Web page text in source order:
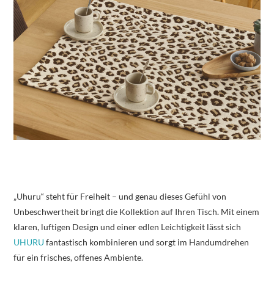
„Uhuru“ steht für Freiheit – und genau dieses Gefühl von
Unbeschwertheit bringt die Kollektion auf Ihren Tisch. Mit einem
klaren, luftigen Design und einer edlen Leichtigkeit lässt sich
UHURUfantastisch kombinieren und sorgt im Handumdrehen
für ein frisches, offenes Ambiente.